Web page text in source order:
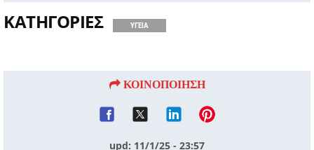
ΚΑΤΗΓΟΡΙΕΣ ΥΓΕΙΑ
ΚΟΙΝΟΠΟΙΗΣΗ
upd: 11/1/25 - 23:57